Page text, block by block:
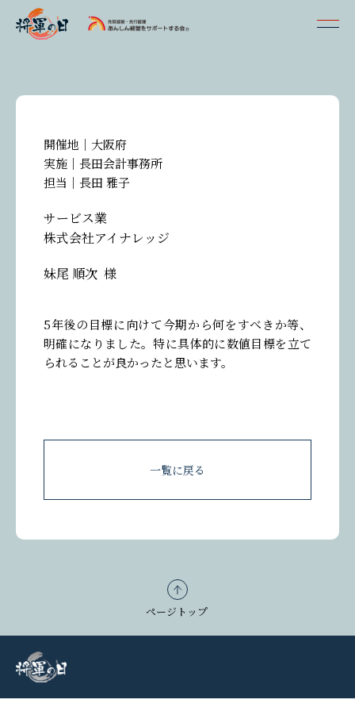
参加者の声一覧
参加者の声を投稿する
開催地｜ 大阪府
実施｜ 長田会計事務所
担当｜ 長田 雅子
サービス業
株式会社アイナレッジ
妹尾 順次 様
5年後の目標に向けて今期から何をすべきか等、
明確になりました。特に具体的に数値目標を立て
られることが良かったと思います。
一覧に戻る
ページトップ